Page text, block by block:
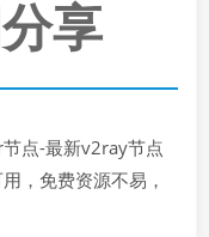
享
点-最新v2ray节点
，免费资源不易，